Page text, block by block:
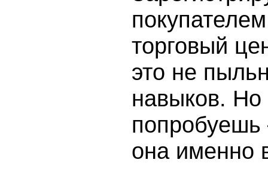
торговый
это не
навыков. Но
она именно